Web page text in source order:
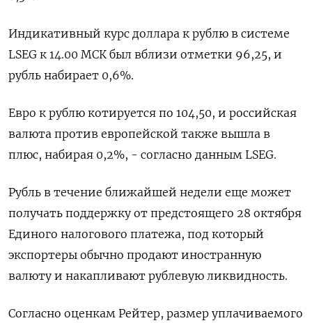
Индикативный курс доллара к рублю в системе
LSEG к 14.00 МСК был вблизи отметки 96,25, и
рубль набирает 0,6%.
Евро к рублю котируется по 104,50, и российская
валюта против европейской также вышла в
плюс, набирая 0,2%, - согласно данным LSEG.
Рубль в течение ближайшей недели еще может
получать поддержку от предстоящего 28 октября
Единого налогового платежа, под который
экспортеры обычно продают иностранную
валюту и накапливают рублевую ликвидность.
Согласно оценкам Рейтер, размер уплачиваемого